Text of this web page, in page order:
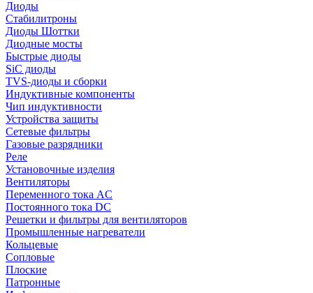
Диоды
Стабилитроны
Диоды Шоттки
Диодные мосты
Быстрые диоды
SiC диоды
TVS-диоды и сборки
Индуктивные компоненты
Чип индуктивности
Устройства защиты
Сетевые фильтры
Газовые разрядники
Реле
Установочные изделия
Вентиляторы
Переменного тока AC
Постоянного тока DC
Решетки и фильтры для вентиляторов
Промышленные нагреватели
Кольцевые
Сопловые
Плоские
Патронные